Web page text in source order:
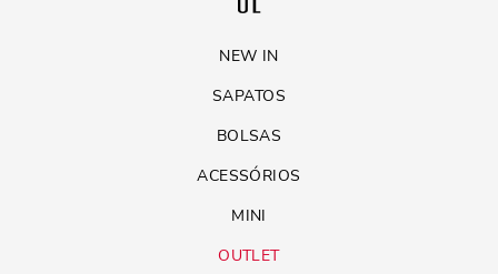
NEW IN
SAPATOS
BOLSAS
ACESSÓRIOS
MINI
OUTLET